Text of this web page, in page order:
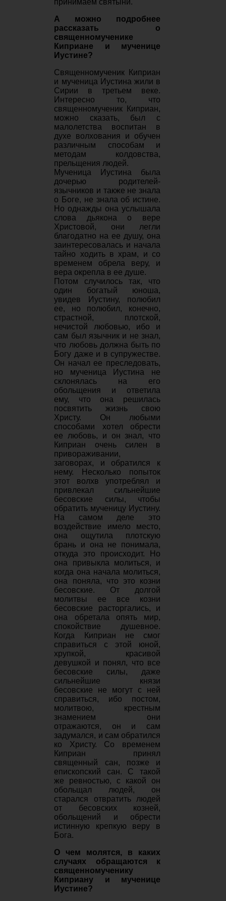
принимаем святыни.
А можно подробнее
рассказать о
священномученике
Киприане и мученице
Иустине?
Священномученик Киприан
и мученица Иустина жили в
Сирии в третьем веке.
Интересно то, что
священномученик Киприан,
можно сказать, был с
малолетства воспитан в
духе волхования и обучен
различным способам и
методам колдовства,
прельщения людей.
Мученица Иустина была
дочерью родителей-
язычников и также не знала
о Боге, не знала об истине.
Но однажды она услышала
слова дьякона о вере
Христовой, они легли
благодатно на ее душу, она
заинтересовалась и начала
тайно ходить в храм, и со
временем обрела веру, и
вера окрепла в ее душе.
Потом случилось так, что
один богатый юноша,
увидев Иустину, полюбил
ее, но полюбил, конечно,
страстной, плотской,
нечистой любовью, ибо и
сам был язычник и не знал,
что любовь должна быть по
Богу даже и в супружестве.
Он начал ее преследовать,
но мученица Иустина не
склонялась на его
обольщения и ответила
ему, что она решилась
посвятить жизнь свою
Христу. Он любыми
способами хотел обрести
ее любовь, и он знал, что
Киприан очень силен в
привораживании,
заговорах, и обратился к
нему. Несколько попыток
этот волхв употреблял и
привлекал сильнейшие
бесовские силы, чтобы
обратить мученицу Иустину.
На самом деле это
воздействие имело место,
она ощутила плотскую
брань и она не понимала,
откуда это происходит. Но
она привыкла молиться, и
когда она начала молиться,
она поняла, что это козни
бесовские. От долгой
молитвы ее все козни
бесовские расторгались, и
она обретала опять мир,
спокойствие душевное.
Когда Киприан не смог
справиться с этой юной,
хрупкой, красивой
девушкой и понял, что все
бесовские силы, даже
сильнейшие князи
бесовские не могут с ней
справиться, ибо постом,
молитвою, крестным
знамением они
отражаются, он и сам
задумался, и сам обратился
ко Христу. Со временем
Киприан принял
священный сан, позже и
епископский сан. С такой
же ревностью, с какой он
обольщал людей, он
старался отвратить людей
от бесовских козней,
обольщений и обрести
истинную крепкую веру в
Бога.
О чем молятся, в каких
случаях обращаются к
священномученику
Киприану и мученице
Иустине?